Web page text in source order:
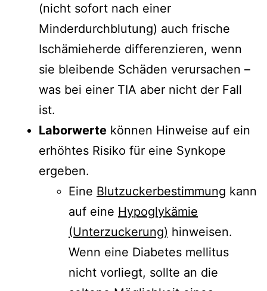
(nicht sofort nach einer
Minderdurchblutung) auch frische
Ischämieherde differenzieren, wenn
sie bleibende Schäden verursachen –
was bei einer TIA aber nicht der Fall
ist.
Laborwerte können Hinweise auf ein
erhöhtes Risiko für eine Synkope
ergeben.
Eine Blutzuckerbestimmung kann
auf eine Hypoglykämie
(Unterzuckerung) hinweisen.
Wenn eine Diabetes mellitus
nicht vorliegt, sollte an die